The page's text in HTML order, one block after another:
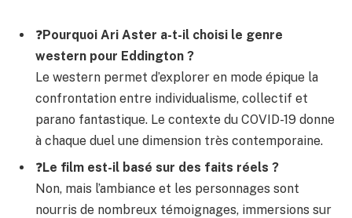
❓Pourquoi Ari Aster a-t-il choisi le genre
western pour Eddington ?
Le western permet d’explorer en mode épique la
confrontation entre individualisme, collectif et
parano fantastique. Le contexte du COVID-19 donne
à chaque duel une dimension très contemporaine.
❓Le film est-il basé sur des faits réels ?
Non, mais l’ambiance et les personnages sont
nourris de nombreux témoignages, immersions sur